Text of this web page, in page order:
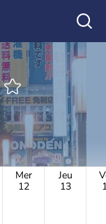
Mer
12
Jeu
13